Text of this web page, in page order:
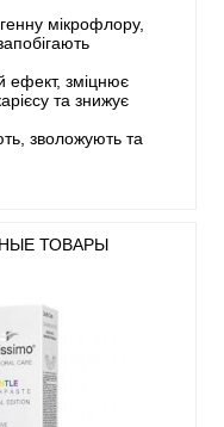
мікрофлору,
ефект, зміцнює
та знижує
зволожують та
ТОВАРЫ